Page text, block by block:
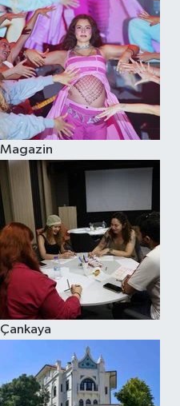
Magazin
Çankaya